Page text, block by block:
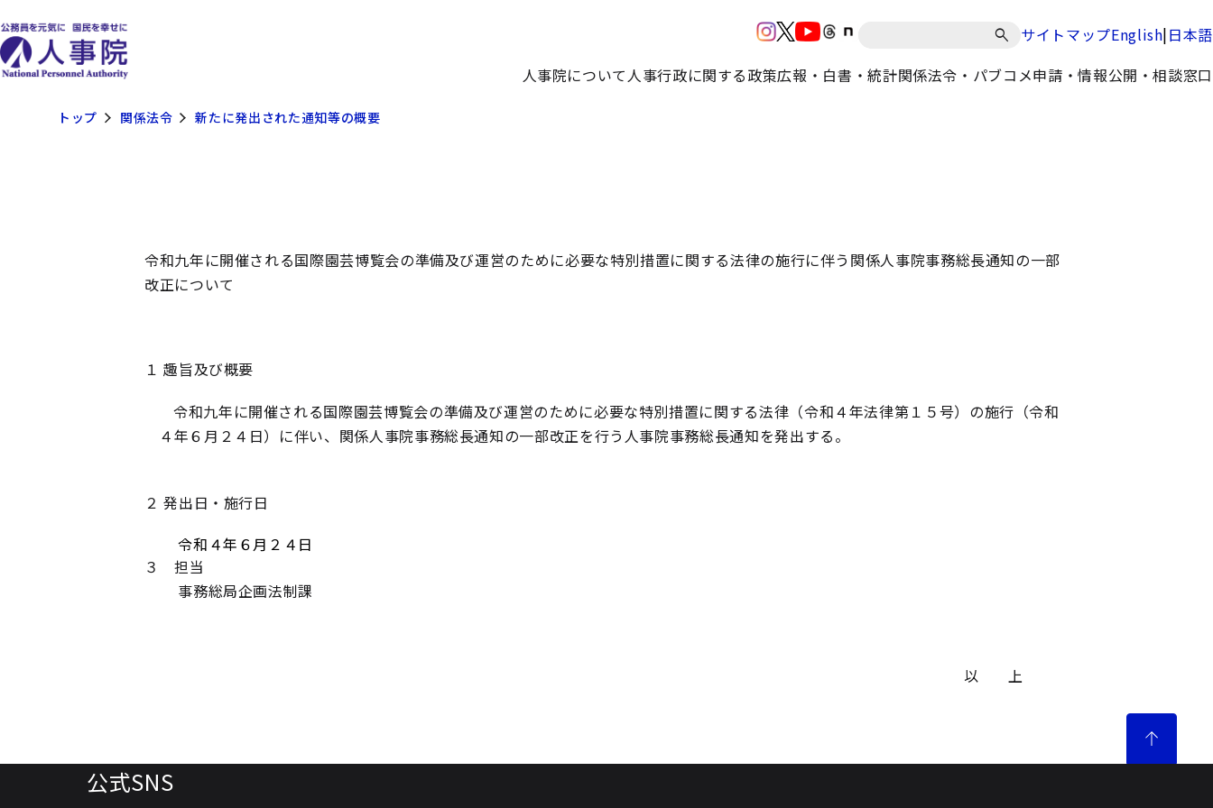
サイトマップEnglish|日本語
人事院について 人事行政に関する政策広報・白書・統計関係法令・パブコメ申請・情報公開・相談窓口
トップ 関係法令 新たに発出された通知等の概要
令和九年に開催される国際園芸博覧会の準備及び運営のために必要な特別措置に関する法律の施行に伴う関係人事院事務総長通知の一部
改正について
１ 趣旨及び概要
令和九年に開催される国際園芸博覧会の準備及び運営のために必要な特別措置に関する法律（令和４年法律第１５号）の施行（令和
４年６月２４日）に伴い、関係人事院事務総長通知の一部改正を行う人事院事務総長通知を発出する。
２ 発出日・施行日
令和４年６月２４日
３ 担当
事務総局企画法制課
以 上
公式SNS